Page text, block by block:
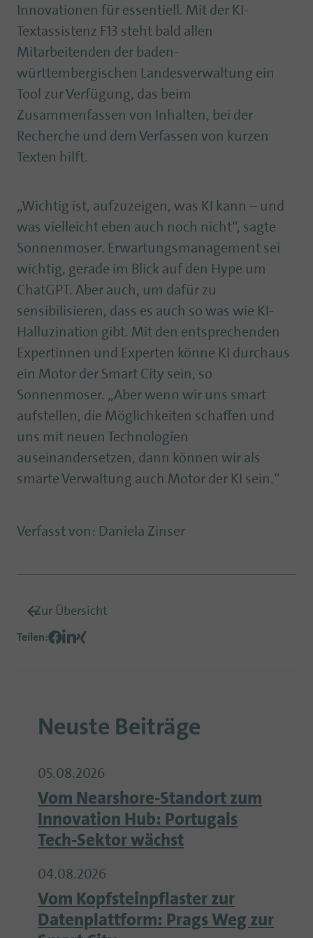
Innovationen für essentiell. Mit der KI-
Textassistenz F13 steht bald allen
Mitarbeitenden der baden-
württembergischen Landesverwaltung ein
Tool zur Verfügung, das beim
Zusammenfassen von Inhalten, bei der
Recherche und dem Verfassen von kurzen
Texten hilft.
„Wichtig ist, aufzuzeigen, was KI kann – und
was vielleicht eben auch noch nicht“, sagte
Sonnenmoser. Erwartungsmanagement sei
wichtig, gerade im Blick auf den Hype um
ChatGPT. Aber auch, um dafür zu
sensibilisieren, dass es auch so was wie KI-
Halluzination gibt. Mit den entsprechenden
Expertinnen und Experten könne KI durchaus
ein Motor der Smart City sein, so
Sonnenmoser. „Aber wenn wir uns smart
aufstellen, die Möglichkeiten schaffen und
uns mit neuen Technologien
auseinandersetzen, dann können wir als
smarte Verwaltung auch Motor der KI sein.“
Verfasst von : Daniela Zinser
Zur Übersicht
Teilen:
Neuste Beiträge
05.08.2026
Vom Nearshore-Standort zum
Innovation Hub: Portugals
Tech-Sektor wächst
04.08.2026
Vom Kopfsteinpflaster zur
Datenplattform: Prags Weg zur